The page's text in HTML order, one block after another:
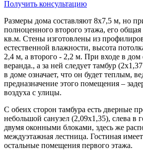
Получить консультацию
Размеры дома составляют 8х7,5 м, но
полноценного второго этажа, его
кв.м. Стены изготовлены из
естественной влажности, высота
2,4 м, а второго - 2,2 м. При входе в дом
веранда., а за ней следует тамбур
в доме означает, что он будет теплым,
предназначение этого помещения –
воздуха с улицы.
С обеих сторон тамбура есть дверные
небольшой санузел (2,09х1,35), слева в
двумя оконными блоками, здесь же
междуэтажная лестница. Гостиная
остальные помещения первого этажа.